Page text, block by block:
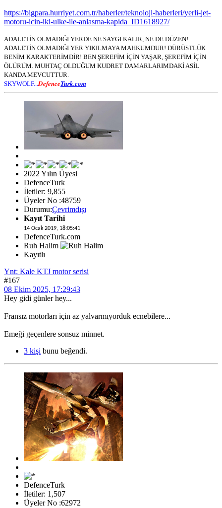
https://bigpara.hurriyet.com.tr/haberler/teknoloji-haberleri/yerli-jet-
motoru-icin-iki-ulke-ile-anlasma-kapida_ID1618927/
ADALETİN OLMADIĞI YERDE NE SAYGI KALIR, NE DE DÜZEN!
ADALETİN OLMADIĞI YER YIKILMAYA MAHKUMDUR! DÜRÜSTLÜK
BENİM KARAKTERİMDİR! BEN ŞEREFİM İÇİN YAŞAR, ŞEREFİM İÇİN
ÖLÜRÜM. MUHTAÇ OLDUĞUM KUDRET DAMARLARIMDAKİ ASİL
KANDA MEVCUTTUR.
SKYWOLF...DefenceTurk.com
2022 Yılın Üyesi
DefenceTurk
İletiler: 9,855
Üyeler No :48759
Durumu:Çevrimdışı
Kayıt Tarihi
14 Ocak 2019, 18:05:41
DefenceTurk.com
Ruh Halim
Kayıtlı
Ynt: Kale KTJ motor serisi
#167
08 Ekim 2025, 17:29:43
Hey gidi günler hey...
Fransız motorları için az yalvarmıyorduk ecnebilere...
Emeği geçenlere sonsuz minnet.
3 kişi bunu beğendi.
DefenceTurk
İletiler: 1,507
Üyeler No :62972